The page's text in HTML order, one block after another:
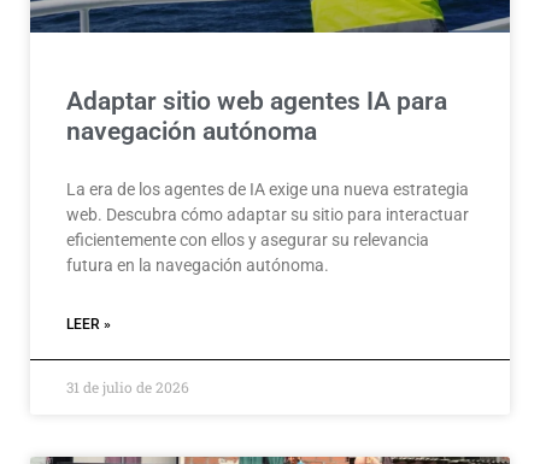
Adaptar sitio web agentes IA para
navegación autónoma
La era de los agentes de IA exige una nueva estrategia
web. Descubra cómo adaptar su sitio para interactuar
eficientemente con ellos y asegurar su relevancia
futura en la navegación autónoma.
LEER »
31 de julio de 2026